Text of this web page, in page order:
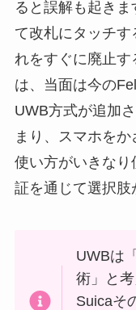
ると誤解も起き
て改札にタッチ
れをすぐに廃止
は、当面は今の
UWB方式が追加
まり、スマホを
使い方がいきな
証を通じて選択肢
UWBは
術」と
Suicaそ